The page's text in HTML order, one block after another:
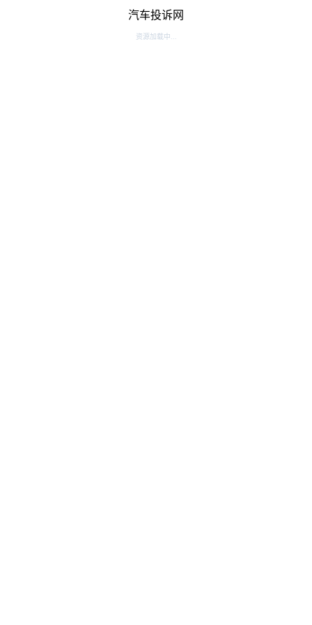
汽车投诉网
资源加载中...